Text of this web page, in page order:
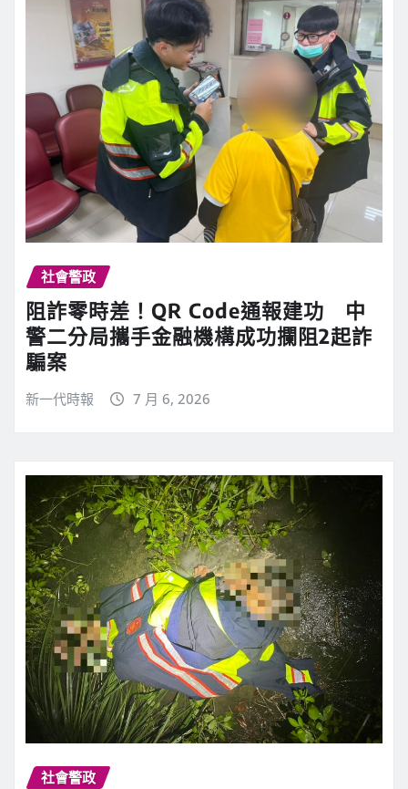
社會警政
阻詐零時差！QR Code通報建功 中
警二分局攜手金融機構成功攔阻2起詐
騙案
新一代時報 7 月 6, 2026
社會警政